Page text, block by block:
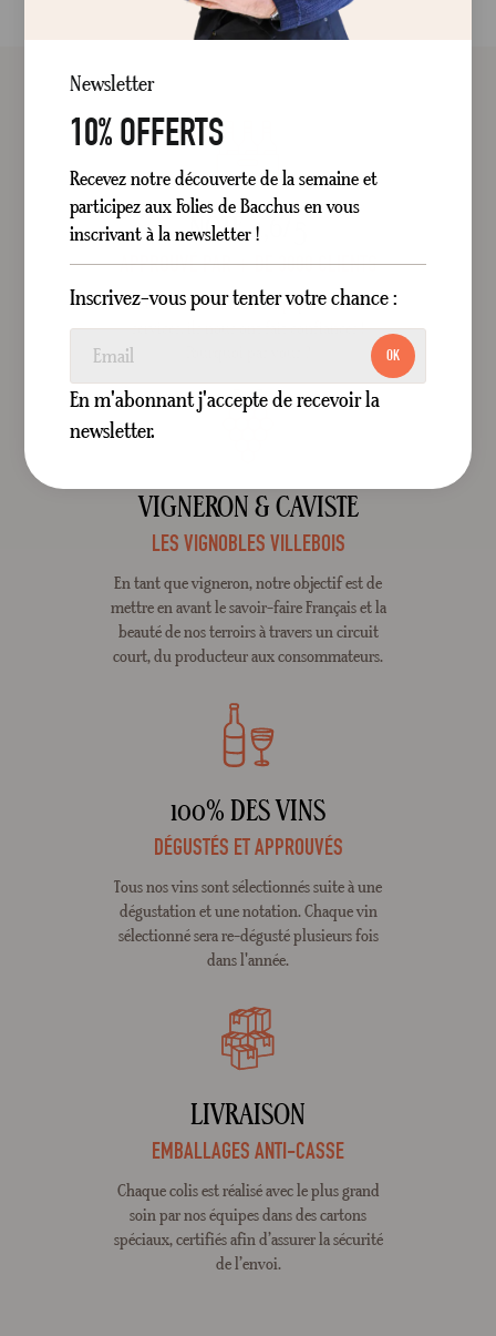
NOTÉ 4,6/5
APPROUVÉ PAR + DE 3000 CLIENTS
Grâce à nos conseils, nos pépites et nos
services, ils nous ont fait confiances !
VIGNERON & CAVISTE
LES VIGNOBLES VILLEBOIS
En tant que vigneron, notre objectif est de
mettre en avant le savoir-faire Français et la
beauté de nos terroirs à travers un circuit
court, du producteur aux consommateurs.
100% DES VINS
DÉGUSTÉS ET APPROUVÉS
Tous nos vins sont sélectionnés suite à une
dégustation et une notation. Chaque vin
sélectionné sera re-dégusté plusieurs fois
dans l'année.
LIVRAISON
EMBALLAGES ANTI-CASSE
Chaque colis est réalisé avec le plus grand
soin par nos équipes dans des cartons
spéciaux, certifiés afin d’assurer la sécurité
de l’envoi.
Newsletter
10% OFFERTS
Recevez notre découverte de la semaine et
participez aux Folies de Bacchus en vous
inscrivant à la newsletter !
Inscrivez-vous pour tenter votre chance :
OK
En m'abonnant j'accepte de recevoir la
newsletter.